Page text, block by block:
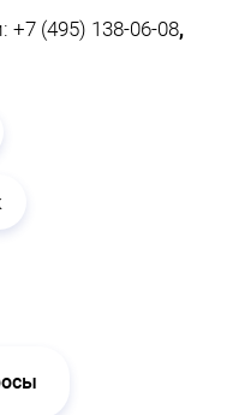
+7 (495) 138-06-08,